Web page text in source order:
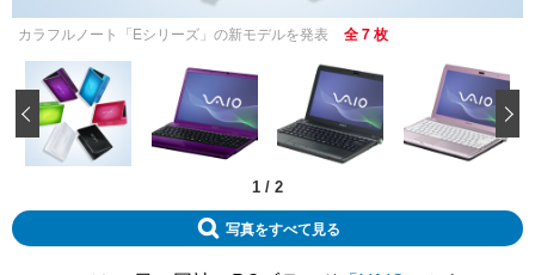
カラフルノート「Eシリーズ」の新モデルを発表 全 7 枚
1 / 2
‹
写真をすべて見る